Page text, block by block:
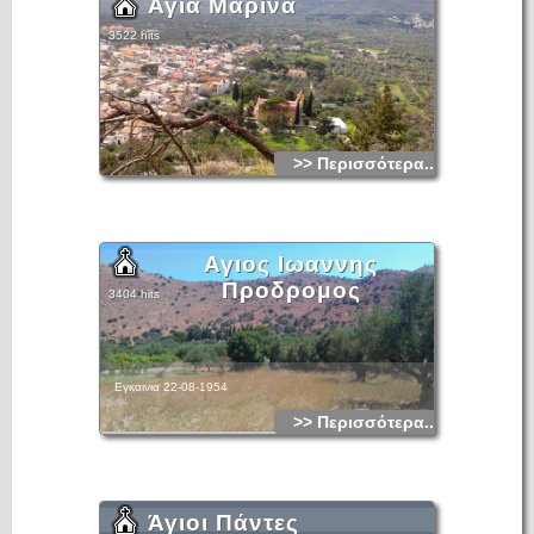
Αγία Μαρίνα
3522 hits
>> Περισσότερα...
Αγιος Ιωαννης
Προδρομος
3404 hits
Εγκαινια 22-08-1954
>> Περισσότερα...
Άγιοι Πάντες